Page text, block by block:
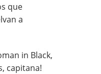
que
a
in Black,
capitana!